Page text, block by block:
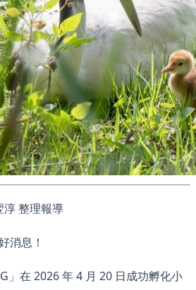
淳 整理報導
消息！
」在 2026 年 4 月 20 日成功孵化小